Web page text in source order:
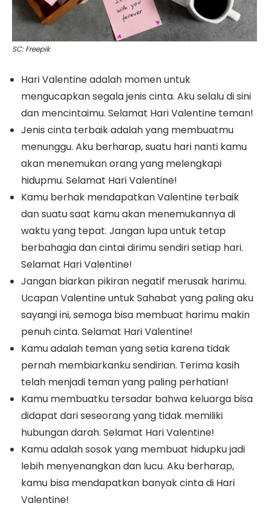
SC: Freepik
Hari Valentine adalah momen untuk
mengucapkan segala jenis cinta. Aku selalu di sini
dan mencintaimu. Selamat Hari Valentine teman!
Jenis cinta terbaik adalah yang membuatmu
menunggu. Aku berharap, suatu hari nanti kamu
akan menemukan orang yang melengkapi
hidupmu. Selamat Hari Valentine!
Kamu berhak mendapatkan Valentine terbaik
dan suatu saat kamu akan menemukannya di
waktu yang tepat. Jangan lupa untuk tetap
berbahagia dan cintai dirimu sendiri setiap hari.
Selamat Hari Valentine!
Jangan biarkan pikiran negatif merusak harimu.
Ucapan Valentine untuk Sahabat yang paling aku
sayangi ini, semoga bisa membuat harimu makin
penuh cinta. Selamat Hari Valentine!
Kamu adalah teman yang setia karena tidak
pernah membiarkanku sendirian. Terima kasih
telah menjadi teman yang paling perhatian!
Kamu membuatku tersadar bahwa keluarga bisa
didapat dari seseorang yang tidak memiliki
hubungan darah. Selamat Hari Valentine!
Kamu adalah sosok yang membuat hidupku jadi
lebih menyenangkan dan lucu. Aku berharap,
kamu bisa mendapatkan banyak cinta di Hari
Valentine!